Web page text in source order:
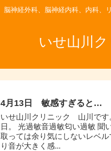
脳神経外科、脳神経内科、内科、
いせ山川
4月13日 敏感すぎると…
いせ山川クリニック 山川で
日。 光過敏音過敏匂い過敏 聞
取っては余り気にしないレベ
り音が大きく感...